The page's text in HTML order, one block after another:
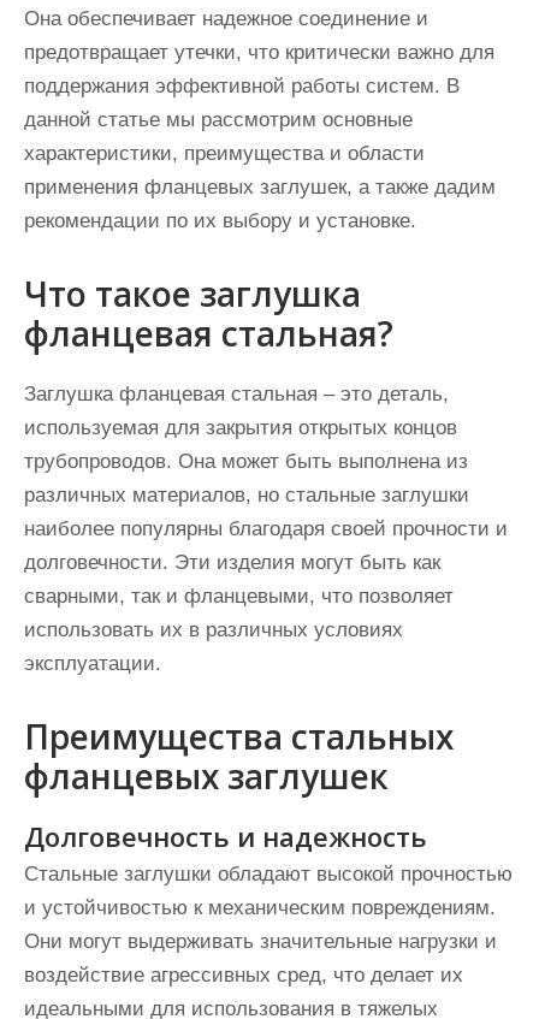
Она обеспечивает надежное соединение и
предотвращает утечки, что критически важно для
поддержания эффективной работы систем. В
данной статье мы рассмотрим основные
характеристики, преимущества и области
применения фланцевых заглушек, а также дадим
рекомендации по их выбору и установке.
Что такое заглушка
фланцевая стальная?
Заглушка фланцевая стальная – это деталь,
используемая для закрытия открытых концов
трубопроводов. Она может быть выполнена из
различных материалов, но стальные заглушки
наиболее популярны благодаря своей прочности и
долговечности. Эти изделия могут быть как
сварными, так и фланцевыми, что позволяет
использовать их в различных условиях
эксплуатации.
Преимущества стальных
фланцевых заглушек
Долговечность и надежность
Стальные заглушки обладают высокой прочностью
и устойчивостью к механическим повреждениям.
Они могут выдерживать значительные нагрузки и
воздействие агрессивных сред, что делает их
идеальными для использования в тяжелых